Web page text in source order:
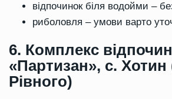
відпочинок біля водойми –
риболовля – умови варто
6. Комплекс
«Партизан», с. Хотин
Рівного)